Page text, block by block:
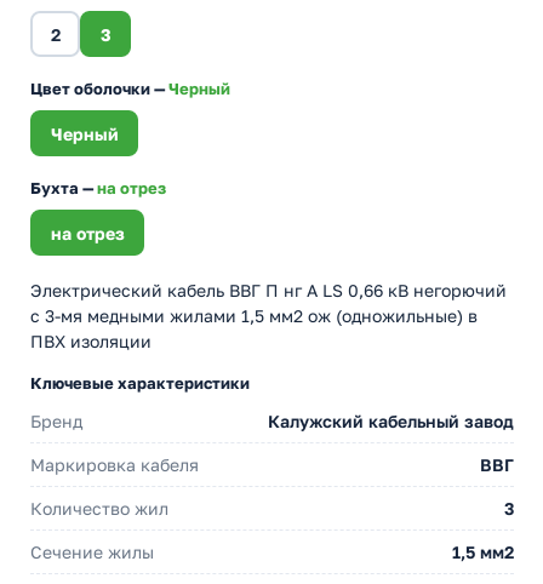
2 3
Цвет оболочки —Черный
Черный
Бухта —на отрез
на отрез
Электрический кабель ВВГ П нг А LS 0,66 кВ негорючий
с 3-мя медными жилами 1,5 мм2 ож (одножильные) в
ПВХ изоляции
Ключевые характеристики
Бренд Калужский кабельный завод
Маркировка кабеля ВВГ
Количество жил 3
Сечение жилы 1,5 мм2